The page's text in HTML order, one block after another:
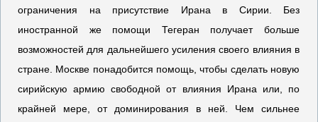
ограничения на присутствие Ирана в Сирии. Без
иностранной же помощи Тегеран получает больше
возможностей для дальнейшего усиления своего влияния в
стране. Москве понадобится помощь, чтобы сделать новую
сирийскую армию свободной от влияния Ирана или, по
крайней мере, от доминирования в ней. Чем сильнее